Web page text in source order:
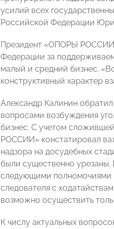
усилий всех
Российской Федерации
Президент «ОПОРЫ
Федерации за
малый и средний бизнес.
конструктивный характер
Александр Калинин
вопросами возбуждения
бизнес. С учетом
РОССИИ» констатировал
надзора на досудебных
были существенно урезаны.
следующими полномочиями
следователя с
возможно осуществить
К числу актуальных